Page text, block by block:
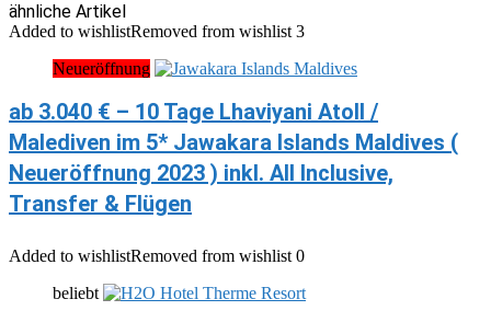
ähnliche Artikel
Added to wishlistRemoved from wishlist 3
Neueröffnung
ab 3.040 € – 10 Tage Lhaviyani Atoll /
Malediven im 5* Jawakara Islands Maldives (
Neueröffnung 2023 ) inkl. All Inclusive,
Transfer & Flügen
Added to wishlistRemoved from wishlist 0
beliebt